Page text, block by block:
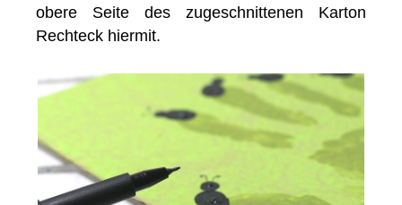
obere Seite des zugeschnittenen Karton
Rechteck hiermit.